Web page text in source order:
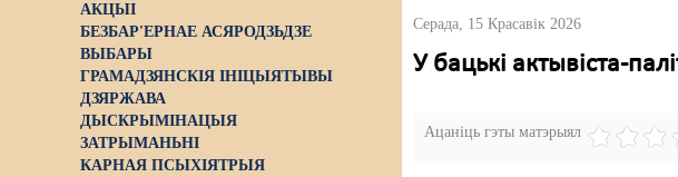
АКЦЫІ
БЕЗБАР'ЕРНАЕ АСЯРОДЗЬДЗЕ
ВЫБАРЫ
ГРАМАДЗЯНСКІЯ ІНІЦЫЯТЫВЫ
ДЗЯРЖАВА
ДЫСКРЫМІНАЦЫЯ
ЗАТРЫМАНЬНІ
КАРНАЯ ПСЫХІЯТРЫЯ
Серада, 15 Красавік 2026
У бацькі актывіста-
Ацаніць гэты матэрыял